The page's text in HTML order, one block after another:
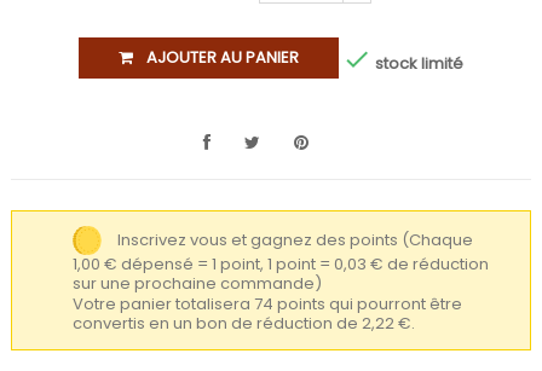
AJOUTER AU PANIER  stock limité
Inscrivez vous et gagnez des points (Chaque
1,00 € dépensé = 1 point, 1 point = 0,03 € de réduction
sur une prochaine commande)
Votre panier totalisera 74 points qui pourront être
convertis en un bon de réduction de 2,22 €.